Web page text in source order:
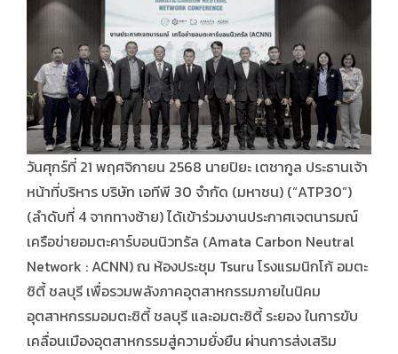
วันศุกร์ที่ 21 พฤศจิกายน 2568 นายปิยะ เตชากูล ประธานเจ้า
หน้าที่บริหาร บริษัท เอทีพี 30 จำกัด (มหาชน) (“ATP30”)
(ลำดับที่ 4 จากทางซ้าย) ได้เข้าร่วมงานประกาศเจตนารมณ์
เครือข่ายอมตะคาร์บอนนิวทรัล (Amata Carbon Neutral
Network : ACNN) ณ ห้องประชุม Tsuru โรงแรมนิกโก้ อมตะ
ซิตี้ ชลบุรี เพื่อรวมพลังภาคอุตสาหกรรมภายในนิคม
อุตสาหกรรมอมตะซิตี้ ชลบุรี และอมตะซิตี้ ระยอง ในการขับ
เคลื่อนเมืองอุตสาหกรรมสู่ความยั่งยืน ผ่านการส่งเสริม